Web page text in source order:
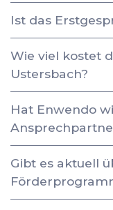
Ist das
Wie viel kostet
Ustersbach?
Hat Enwendo
Gibt es aktuell